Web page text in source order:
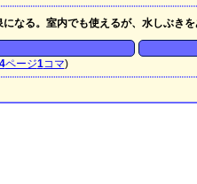
なる。室内でも使えるが、水しぶきを
ページ1コマ)